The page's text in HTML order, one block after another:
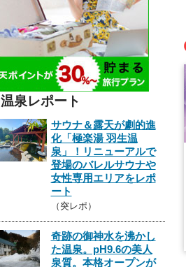
温泉レポート
サウナ＆露天が劇的進
化「極楽湯 羽生温
泉」！リニューアルで
登場のバレルサウナや
女性専用エリアをレポ
ート
（突レポ）
奇跡の御神水を沸かし
た温泉。pH9.6の美人
泉質。本格オープンが